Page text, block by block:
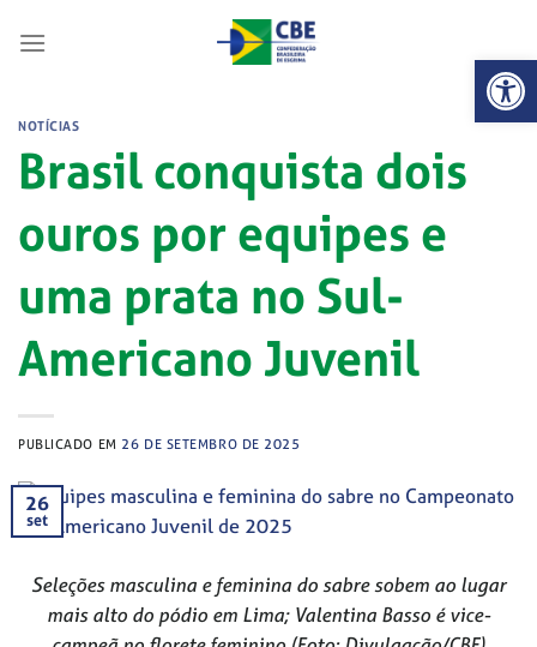
Abrir
NOTÍCIAS
Brasil conquista dois
ouros por equipes e
uma prata no Sul-
Americano Juvenil
PUBLICADO EM 26 DE SETEMBRO DE 2025
26
set
Seleções masculina e feminina do sabre sobem ao lugar
mais alto do pódio em Lima; Valentina Basso é vice-